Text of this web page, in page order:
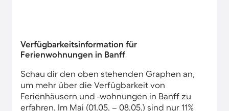
Verfügbarkeitsinformation für
Ferienwohnungen in Banff
Schau dir den oben stehenden Graphen an,
um mehr über die Verfügbarkeit von
Ferienhäusern und -wohnungen in Banff zu
erfahren. Im Mai (01.05. – 08.05.) sind nur 11%